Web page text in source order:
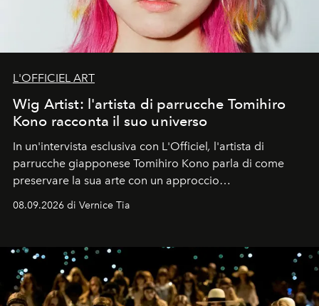
L'OFFICIEL ART
Wig Artist: l'artista di parrucche Tomihiro
Kono racconta il suo universo
In un'intervista esclusiva con L'Officiel, l'artista di
parrucche giapponese Tomihiro Kono parla di come
preservare la sua arte con un approccio
contemporaneo.
08.09.2026 di Vernice Tia